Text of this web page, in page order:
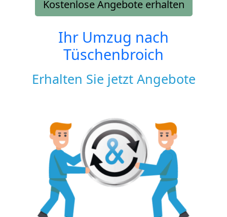
Kostenlose Angebote erhalten
Ihr Umzug nach
Tüschenbroich
Erhalten Sie jetzt Angebote